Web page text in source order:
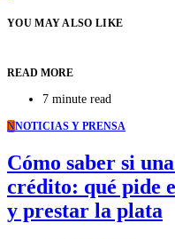
YOU MAY ALSO LIKE
READ MORE
7 minute read
NNOTICIAS Y PRENSA
Cómo saber si
crédito: qué pide
y prestar la plata